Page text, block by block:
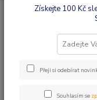
Kojenecké oblečení
Kojenecké
Body dl. rukáv
Získejte 100 Kč
Přeji si odebírat
Souhlasím se